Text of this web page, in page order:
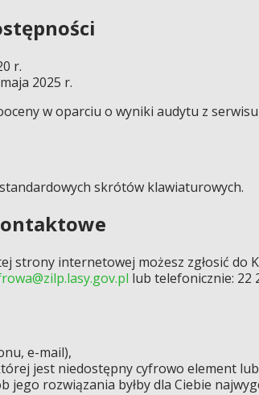
r.
2025 r.
w oparciu o wyniki audytu z
skrótów klawiaturowych.
strony internetowej możesz zgłosić do
lub telefonicznie: 22
e-mail),
jest niedostępny cyfrowo element
rozwiązania byłby dla Ciebie